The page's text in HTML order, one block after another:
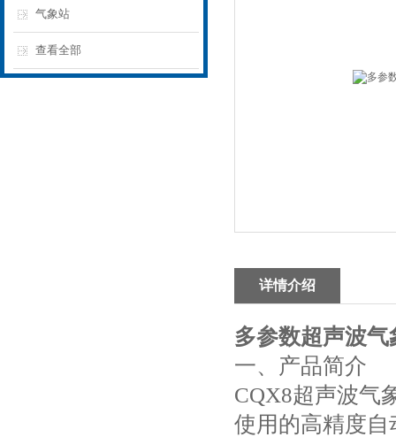
气象站
查看全部
详情介绍
多参数超声波气
一、产品简介
CQX8超声波气
使用的高精度